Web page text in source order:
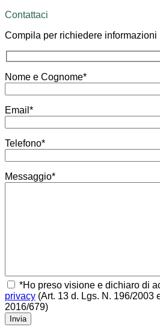
Contattaci
Compila per richiedere informazioni
Nome e Cognome*
Email*
Telefono*
Messaggio*
*Ho preso visione e dichiaro di
privacy (Art. 13 d. Lgs. N. 196/2003
2016/679)